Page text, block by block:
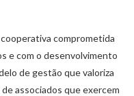
comprometida
e com o desenvolvimento
de gestão que valoriza
associados que exercem